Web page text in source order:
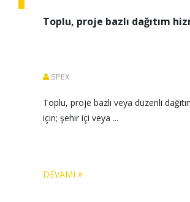
Toplu, proje bazlı dağıtım
SPEX
Toplu, proje bazlı veya düzenli
için; şehir içi veya ...
DEVAMI